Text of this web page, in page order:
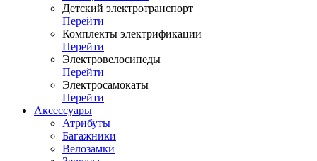
Детский электротранспорт
Перейти
Комплекты электрификации
Перейти
Электровелосипеды
Перейти
Электросамокаты
Перейти
Аксессуары
Атрибуты
Багажники
Велозамки